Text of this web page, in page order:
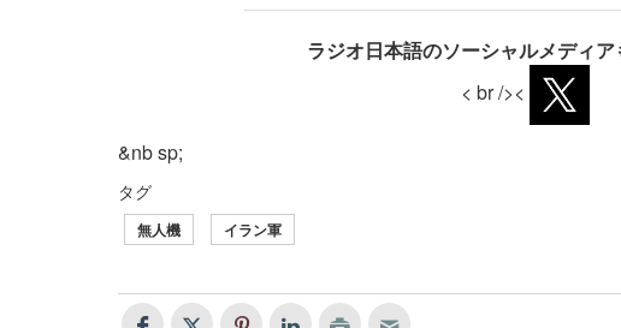
ラジオ日本語のソーシャルメディア
< br /><
&nb sp;
タグ
無人機 イラン軍